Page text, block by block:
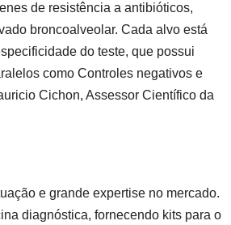
de resistência a antibióticos,
broncoalveolar. Cada alvo está
do teste, que possui
como Controles negativos e
Cichon, Assessor Científico da
e grande expertise no mercado.
diagnóstica, fornecendo kits para o